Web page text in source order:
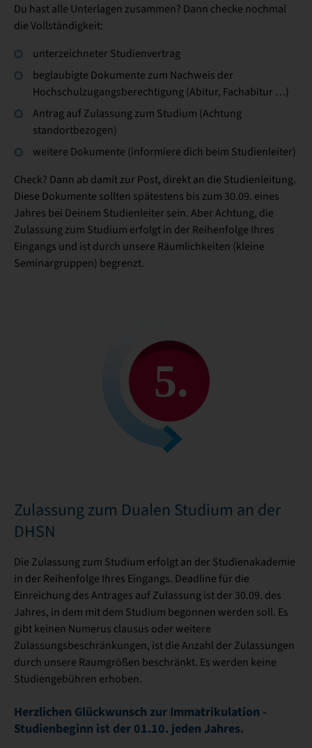
Du hast alle Unterlagen zusammen? Dann checke nochmal
die Vollständigkeit:
unterzeichneter Studienvertrag
beglaubigte Dokumente zum Nachweis der
Hochschulzugangsberechtigung (Abitur, Fachabitur …)
Antrag auf Zulassung zum Studium (Achtung
standortbezogen)
weitere Dokumente (informiere dich beim Studienleiter)
Check? Dann ab damit zur Post, direkt an die Studienleitung.
Diese Dokumente sollten spätestens bis zum 30.09. eines
Jahres bei Deinem Studienleiter sein. Aber Achtung, die
Zulassung zum Studium erfolgt in der Reihenfolge Ihres
Eingangs und ist durch unsere Räumlichkeiten (kleine
Seminargruppen) begrenzt.
Zulassung zum Dualen Studium an der
DHSN
Die Zulassung zum Studium erfolgt an der Studienakademie
in der Reihenfolge Ihres Eingangs. Deadline für die
Einreichung des Antrages auf Zulassung ist der 30.09. des
Jahres, in dem mit dem Studium begonnen werden soll. Es
gibt keinen Numerus clausus oder weitere
Zulassungsbeschränkungen, ist die Anzahl der Zulassungen
durch unsere Raumgrößen beschränkt. Es werden keine
Studiengebühren erhoben.
Herzlichen Glückwunsch zur Immatrikulation -
Studienbeginn ist der 01.10. jeden Jahres.